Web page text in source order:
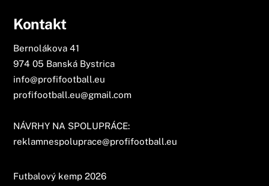
Kontakt
Bernolákova 41
974 05 Banská Bystrica
info@profifootball.eu
profifootball.eu@gmail.com
NÁVRHY NA SPOLUPRÁCE:
reklamnespoluprace@profifootball.eu
Futbalový kemp 2026